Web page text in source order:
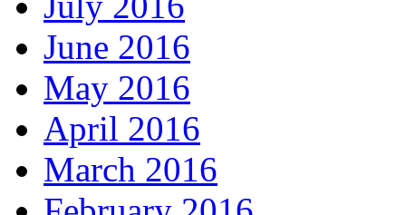
June 2016
May 2016
April 2016
March 2016